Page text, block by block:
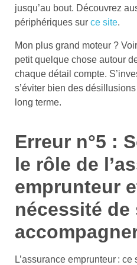
jusqu’au bout. Découvrez
périphériques sur ce site.
Mon plus grand moteur ?
petit quelque chose autour
chaque détail compte.
s’éviter bien des
long terme.
Erreur n°5 :
le rôle de
emprunteur
nécessité de
L’assurance emprunteur :